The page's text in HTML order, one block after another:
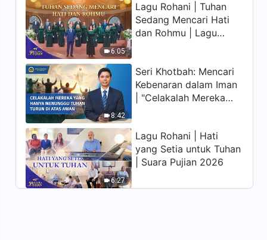
29:12
Firman Tuhan | "Penafsiran
Rahasia Firman Tuhan kepada
Seluruh Alam Semesta: Bab
16"
memiliki hidup yang
kekal"?
6:05
Lagu Rohani | Tuhan
Sedang Mencari Hati
dan Rohmu | Lagu
8:42
Seri Khotbah: Mencari
Kebenaran dalam Iman
| "Celakalah Mereka
Awan"
6:27
Lagu Rohani | Hati
yang Setia untuk Tuhan
| Suara Pujian 2026